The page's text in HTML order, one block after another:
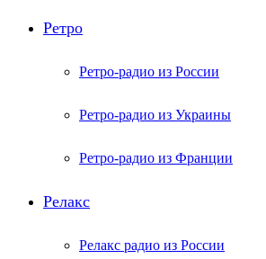
Ретро
Ретро-радио из России
Ретро-радио из Украины
Ретро-радио из Франции
Релакс
Релакс радио из России